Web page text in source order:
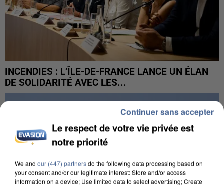
INCENDIES : L’ÎLE-DE-FRANCE LANCE UN ÉLAN
DE SOLIDARITÉ AVEC LES...
Le respect de votre vie privée est
notre priorité
We and our (447) partnersdo the following data processing based on
your consent and/or our legitimate interest: Store and/or access
information on a device; Use limited data to select advertising; Create
Continuer sans accepter